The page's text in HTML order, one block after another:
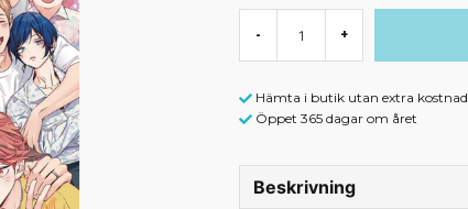
- +
Hämta i butik utan extra kostnad
Öppet 365 dagar om året
Beskrivning